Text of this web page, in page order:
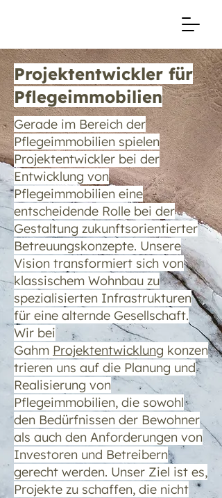
Projektentwickler für
Pflegeimmobilien
Gerade im Bereich der
Pflegeimmobilien spielen
Projektentwickler bei der
Entwicklung von
Pflegeimmobilien eine
entscheidende Rolle bei der
Gestaltung zukunftsorientierter
Betreuungskonzepte. Unsere
Vision transformiert sich von
klassischem Wohnbau zu
spezialisierten Infrastrukturen
für eine alternde Gesellschaft.
Wir bei
Gahm Projektentwicklung konzen
trieren uns auf die Planung und
Realisierung von
Pflegeimmobilien, die sowohl
den Bedürfnissen der Bewohner
als auch den Anforderungen von
Investoren und Betreibern
gerecht werden. Unser Ziel ist es,
Projekte zu schaffen, die nicht